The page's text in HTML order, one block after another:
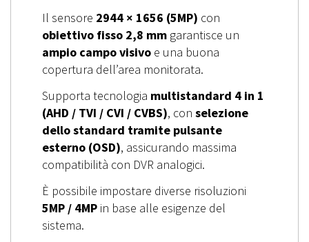
Il sensore 2944 × 1656 (5MP) con
obiettivo fisso 2,8 mm garantisce un
ampio campo visivo e una buona
copertura dell’area monitorata.
Supporta tecnologia multistandard 4 in 1
(AHD / TVI / CVI / CVBS), con selezione
dello standard tramite pulsante
esterno (OSD), assicurando massima
compatibilità con DVR analogici.
È possibile impostare diverse risoluzioni
5MP / 4MP in base alle esigenze del
sistema.